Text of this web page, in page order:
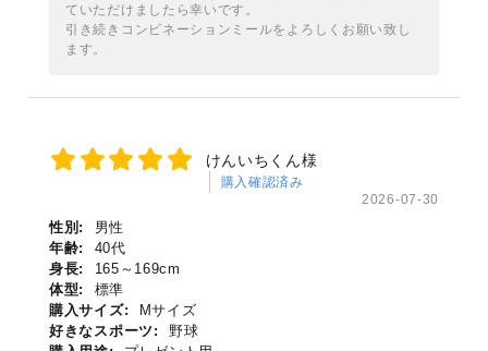
ていただけましたら幸いです。
引き続きコンビネーションミールをよろしくお願い致し
ます。
けんいちくん様
購入確認済み
2026-07-30
性別:
男性
年齢:
40代
身長:
165～169cm
体型:
標準
購入サイズ:
Mサイズ
好きなスポーツ:
野球